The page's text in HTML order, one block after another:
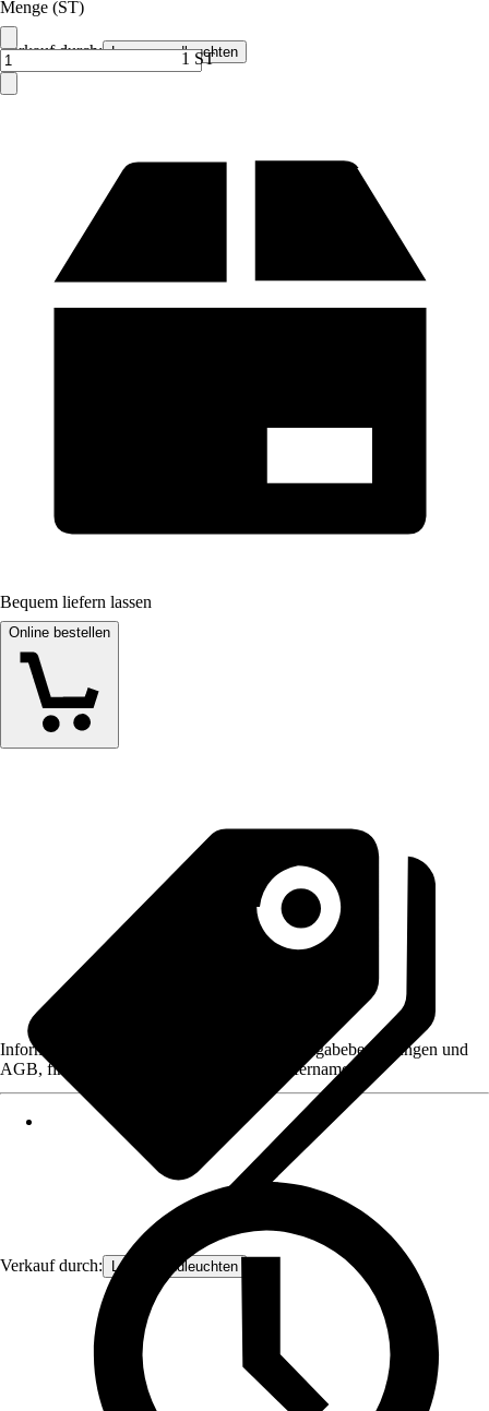
Verkauf durch: Lampenundleuchten
Menge (ST)
1 ST
Bequem liefern lassen
Online bestellen
Verkauf durch: Lampenundleuchten
Informationen des Verkäufers, wie z. B. Rückgabebedingungen und
AGB, finden Sie bei Klick auf den Verkäufernamen.